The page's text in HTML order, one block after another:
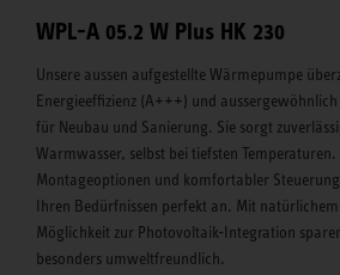
WPL-A 05.2 W Plus HK 230
Unsere aussen aufgestellte Wärmepumpe
Energieeffizienz (A+++) und
für Neubau und Sanierung. Sie sorgt
Warmwasser, selbst bei tiefsten
Montageoptionen und komfortabler
Ihren Bedürfnissen perfekt an. Mit
Möglichkeit zur Photovoltaik-Integration
besonders umweltfreundlich.